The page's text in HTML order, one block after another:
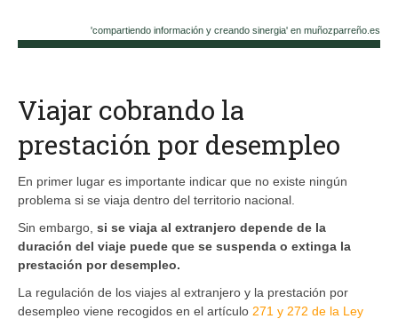
'compartiendo información y creando sinergia' en muñozparreño.es
Viajar cobrando la
prestación por desempleo
En primer lugar es importante indicar que no existe ningún
problema si se viaja dentro del territorio nacional.
Sin embargo, si se viaja al extranjero depende de la
duración del viaje puede que se suspenda o extinga la
prestación por desempleo.
La regulación de los viajes al extranjero y la prestación por
desempleo viene recogidos en el artículo 271 y 272 de la Ley